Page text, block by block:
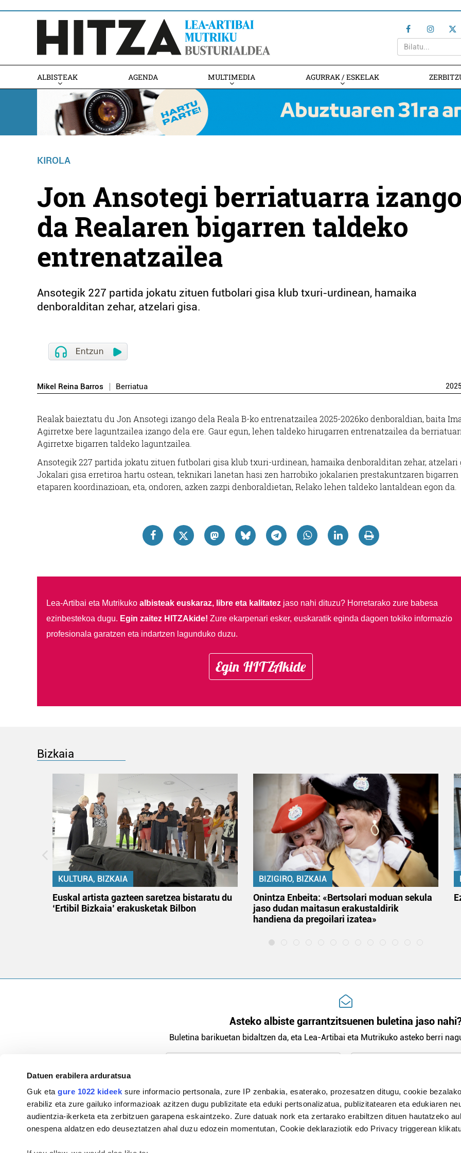
Datuen erabilera arduratsua
Guk etagure 1022 kideek sure informacio pertsonala, zure IP zenbakia, esaterako, prozesatzen ditugu, cookie
erabiliz eta zure gailuko informazioak azitzen dugu publizitate eta eduki pertsonalizatua, publizitatearen eta edukiaren
audientzia-ikerketa eta zerbitzuen garapena eskaintzeko. Zure datuak nork eta zertarako erabiltzen dituen hautatzeko
onespena aldatzen edo deuseztatzen ahal duzu edozein momentutan, Cookie deklaraziotik edo Privacy triggerean
ALBISTEAK AGENDA MULTIMEDIA AGURRAK / ESKELAK
KIROLA
Jon Ansotegi berriatuarra izango
da Realaren bigarren taldeko
entrenatzailea
Ansotegik 227 partida jokatu zituen futbolari gisa klub txuri-urdinean, hamaika
denboralditan zehar, atzelari gisa.
Mikel Reina Barros Berriatua 2025
Realak baieztatu du Jon Ansotegi izango dela Reala B-ko entrenatzailea 2025-2026ko denboraldian, baita
Agirretxe bere laguntzailea izango dela ere. Gaur egun, lehen taldeko hirugarren entrenatzailea da
Agirretxe bigarren taldeko laguntzailea.
Ansotegik 227 partida jokatu zituen futbolari gisa klub txuri-urdinean, hamaika denboralditan zehar, atzelari
Jokalari gisa erretiroa hartu ostean, teknikari lanetan hasi zen harrobiko jokalarien prestakuntzaren bigarren
etaparen koordinazioan, eta, ondoren, azken zazpi denboraldietan, Relako lehen taldeko lantaldean egon da.
Lea-Artibai eta Mutrikuko albisteak euskaraz, libre eta kalitatezjaso nahi dituzu? Horretarako zure babesa
ezinbestekoa dugu. Egin zaitez HITZAkide! Zure ekarpenari esker, euskaratik eginda dagoen tokiko informazio
profesionala garatzen eta indartzen lagunduko duzu.
Egin HITZAkide
Bizkaia
KULTURA, BIZKAIA
Euskal artista gazteen saretzea bistaratu du
‘Ertibil Bizkaia’ erakusketak Bilbon
BIZIGIRO, BIZKAIA
Onintza Enbeita: «Bertsolari moduan sekula
jaso dudan maitasun erakustaldirik
handiena da pregoilari izatea»
Asteko albiste garrantzitsuenen buletina jaso
Buletina barikuetan bidaltzen da, eta Lea-Artibai eta Mutrikuko asteko berri